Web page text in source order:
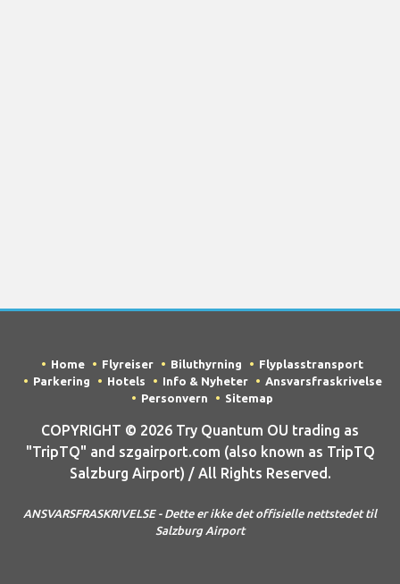
Home Flyreiser Biluthyrning
Flyplasstransport
Parkering
Hotels Info & Nyheter
Ansvarsfraskrivelse
Personvern
Sitemap
COPYRIGHT © 2026 Try Quantum OU trading as
"TripTQ" and szgairport.com (also known as TripTQ
Salzburg Airport) / All Rights Reserved.
ANSVARSFRASKRIVELSE - Dette er ikke det offisielle nettstedet til
Salzburg Airport